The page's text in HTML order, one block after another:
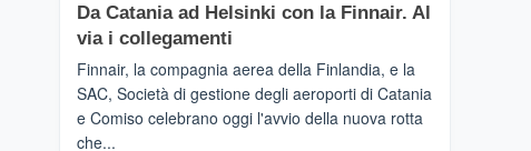
dell’enoturismo
sull’Etna
RANDAZZO
–
siamo
quasi….
pronti
Da Catania ad Helsinki con la Finnair. Al
via i collegamenti
Finnair, la compagnia aerea della Finlandia, e la
SAC, Società di gestione degli aeroporti di Catania
e Comiso celebrano oggi l'avvio della nuova rotta
che...